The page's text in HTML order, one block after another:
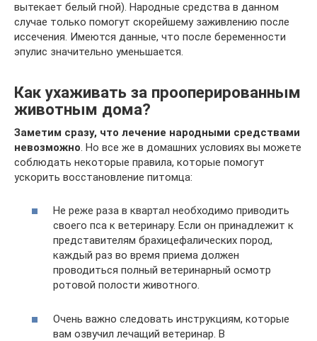
вытекает белый гной). Народные средства в данном
случае только помогут скорейшему заживлению после
иссечения. Имеются данные, что после беременности
эпулис значительно уменьшается.
Как ухаживать за прооперированным
животным дома?
Заметим сразу, что лечение народными средствами
невозможно. Но все же в домашних условиях вы можете
соблюдать некоторые правила, которые помогут
ускорить восстановление питомца:
Не реже раза в квартал необходимо приводить
своего пса к ветеринару. Если он принадлежит к
представителям брахицефалических пород,
каждый раз во время приема должен
проводиться полный ветеринарный осмотр
ротовой полости животного.
Очень важно следовать инструкциям, которые
вам озвучил лечащий ветеринар. В